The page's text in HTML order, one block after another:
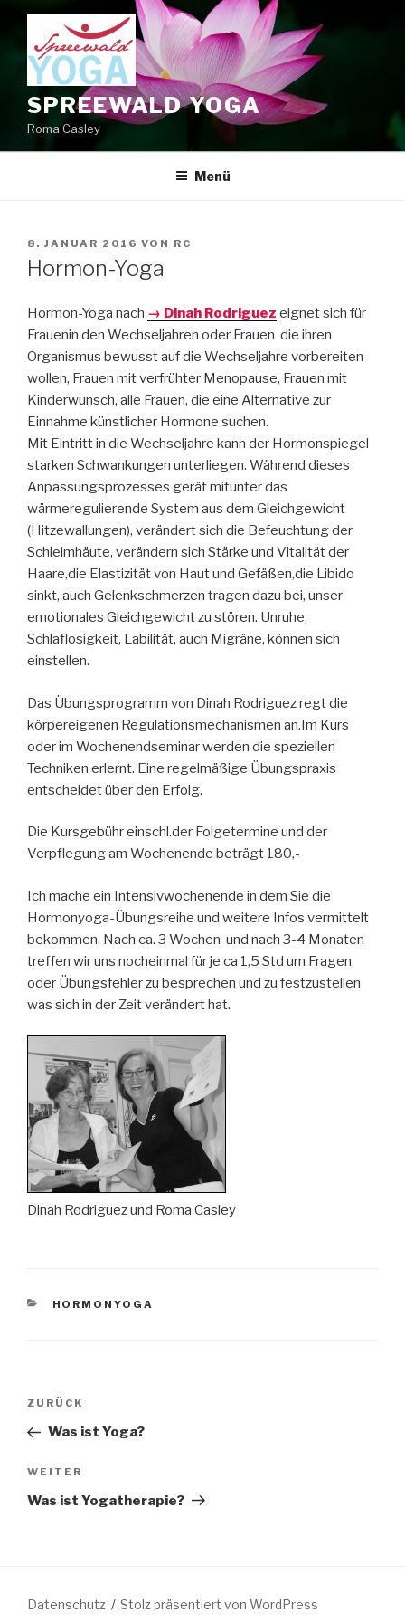
springen
SPREEWALD YOGA
Roma Casley
Menü
VERÖFFENTLICHT
AM
8. JANUAR 2016 VON RC
Hormon-Yoga
Hormon-Yoga nach → Dinah Rodriguez eignet sich für
Frauenin den Wechseljahren oder Frauen die ihren
Organismus bewusst auf die Wechseljahre vorbereiten
wollen, Frauen mit verfrühter Menopause, Frauen mit
Kinderwunsch, alle Frauen, die eine Alternative zur
Einnahme künstlicher Hormone suchen.
Mit Eintritt in die Wechseljahre kann der Hormonspiegel
starken Schwankungen unterliegen. Während dieses
Anpassungsprozesses gerät mitunter das
wärmeregulierende System aus dem Gleichgewicht
(Hitzewallungen), verändert sich die Befeuchtung der
Schleimhäute, verändern sich Stärke und Vitalität der
Haare,die Elastizität von Haut und Gefäßen,die Libido
sinkt, auch Gelenkschmerzen tragen dazu bei, unser
emotionales Gleichgewicht zu stören. Unruhe,
Schlaflosigkeit, Labilität, auch Migräne, können sich
einstellen.
Das Übungsprogramm von Dinah Rodriguez regt die
körpereigenen Regulationsmechanismen an.Im Kurs
oder im Wochenendseminar werden die speziellen
Techniken erlernt. Eine regelmäßige Übungspraxis
entscheidet über den Erfolg.
Die Kursgebühr einschl.der Folgetermine und der
Verpflegung am Wochenende beträgt 180,-
Ich mache ein Intensivwochenende in dem Sie die
Hormonyoga-Übungsreihe und weitere Infos vermittelt
bekommen. Nach ca. 3 Wochen und nach 3-4 Monaten
treffen wir uns nocheinmal für je ca 1,5 Std um Fragen
oder Übungsfehler zu besprechen und zu festzustellen
was sich in der Zeit verändert hat.
Dinah Rodriguez und Roma Casley
KATEGORIEN
HORMONYOGA
Beitragsnavigation
Vorheriger
Beitrag
ZURÜCK
Was ist Yoga?
Nächster
Beitrag
WEITER
Was ist Yogatherapie?
Datenschutz Stolz präsentiert von WordPress